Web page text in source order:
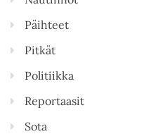
Päihteet
Pitkät
Politiikka
Reportaasit
Sota